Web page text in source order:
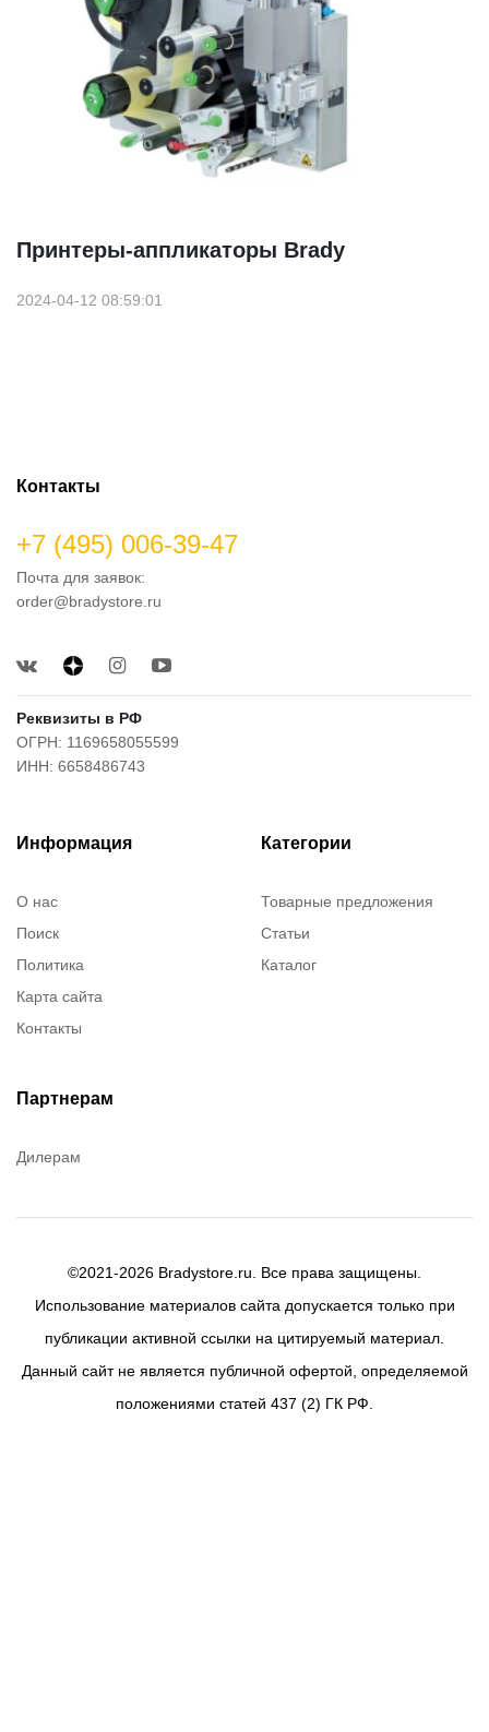
Принтеры-аппликаторы Brady
2024-04-12 08:59:01
Контакты
+7 (495) 006-39-47
Почта для заявок:
order@bradystore.ru
Реквизиты в РФ
ОГРН: 1169658055599
ИНН: 6658486743
Информация
О нас
Поиск
Политика
Карта сайта
Контакты
Категории
Товарные предложения
Статьи
Каталог
Партнерам
Дилерам
©2021-2026 Bradystore.ru. Все права защищены.
Использование материалов сайта допускается только при
публикации активной ссылки на цитируемый материал.
Данный сайт не является публичной офертой, определяемой
положениями статей 437 (2) ГК РФ.